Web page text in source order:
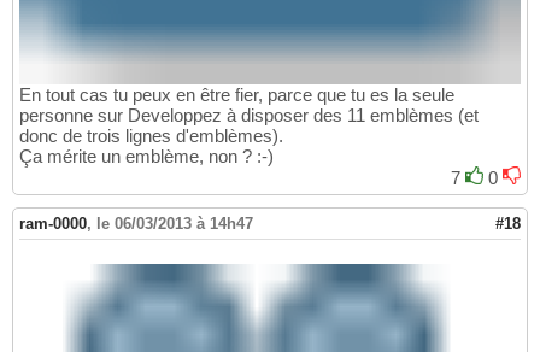
En tout cas tu peux en être fier, parce que tu es la seule
personne sur Developpez à disposer des 11 emblèmes (et
donc de trois lignes d'emblèmes).
Ça mérite un emblème, non ? :-)
7
0
ram-0000, le 06/03/2013 à 14h47 #18